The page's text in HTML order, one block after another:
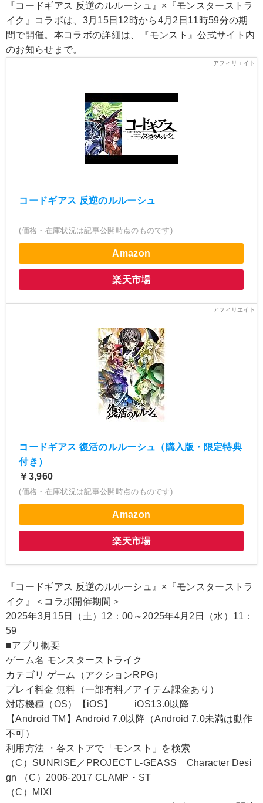
『コードギアス 反逆のルルーシュ』×『モンスターストラ
イク』コラボは、3月15日12時から4月2日11時59分の期
間で開催。本コラボの詳細は、『モンスト』公式サイト内
のお知らせまで。
コードギアス 反逆のルルーシュ
(価格・在庫状況は記事公開時点のものです)
Amazon
楽天市場
コードギアス 復活のルルーシュ（購入版・限定特典
付き）
￥3,960
(価格・在庫状況は記事公開時点のものです)
Amazon
楽天市場
『コードギアス 反逆のルルーシュ』×『モンスターストラ
イク』＜コラボ開催期間＞
2025年3月15日（土）12：00～2025年4月2日（水）11：
59
■アプリ概要
ゲーム名 モンスターストライク
カテゴリ ゲーム（アクションRPG）
プレイ料金 無料（一部有料／アイテム課金あり）
対応機種（OS）【iOS】 iOS13.0以降
【Android TM】Android 7.0以降（Android 7.0未満は動作
不可）
利用方法 ・各ストアで「モンスト」を検索
（C）SUNRISE／PROJECT L-GEASS Character Desi
gn （C）2006-2017 CLAMP・ST
（C）MIXI